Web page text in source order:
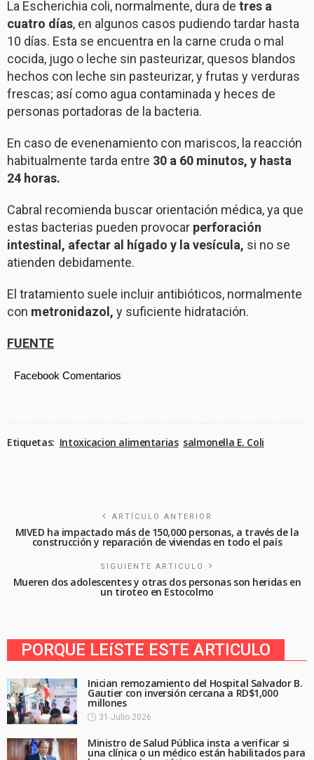
La Escherichia coli, normalmente, dura de tres a
cuatro días, en algunos casos pudiendo tardar hasta
10 días. Esta se encuentra en la carne cruda o mal
cocida, jugo o leche sin pasteurizar, quesos blandos
hechos con leche sin pasteurizar, y frutas y verduras
frescas; así como agua contaminada y heces de
personas portadoras de la bacteria.
En caso de evenenamiento con mariscos, la reacción
habitualmente tarda entre 30 a 60 minutos, y hasta
24 horas.
Cabral recomienda buscar orientación médica, ya que
estas bacterias pueden provocar perforación
intestinal, afectar al hígado y la vesícula, si no se
atienden debidamente.
El tratamiento suele incluir antibióticos, normalmente
con metronidazol, y suficiente hidratación.
FUENTE
Facebook Comentarios
Etiquetas: Intoxicacion alimentarias salmonella E. Coli
ARTÍCULO ANTERIOR
MIVED ha impactado más de 150,000 personas, a través de la
construcción y reparación de viviendas en todo el país
SIGUIENTE ARTICULO
Mueren dos adolescentes y otras dos personas son heridas en
un tiroteo en Estocolmo
PORQUE LEíSTE ESTE ARTICULO
Inician remozamiento del Hospital Salvador B.
Gautier con inversión cercana a RD$1,000
millones
31 Julio 2026
Ministro de Salud Pública insta a verificar si
una clínica o un médico están habilitados para